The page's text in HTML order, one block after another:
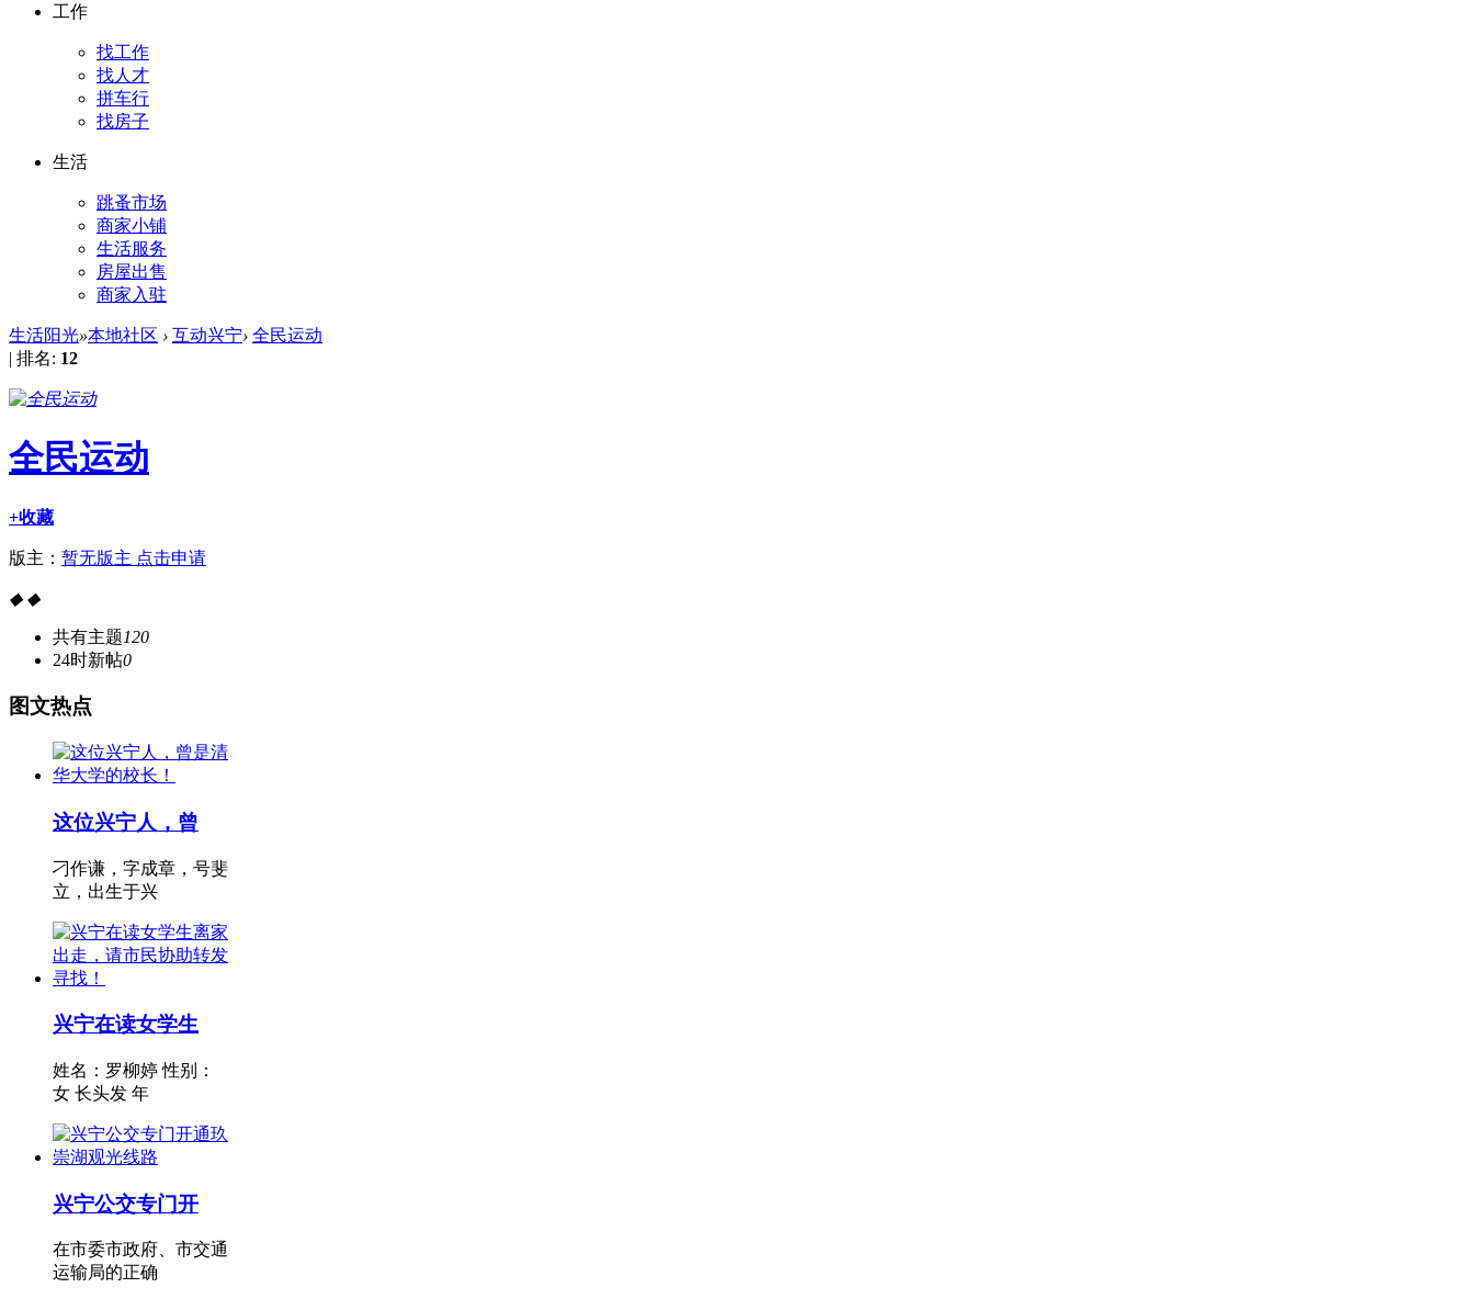
工作
找工作
找人才
拼车行
找房子
生活
跳蚤市场
商家小铺
生活服务
房屋出售
商家入驻
生活阳光»本地社区 › 互动兴宁› 全民运动
| 排名: 12
全民运动
+收藏
版主： 暂无版主 点击申请
◆ ◆
共有主题120
24时新帖0
图文热点
这位兴宁人，曾
刁作谦，字成章，号斐
立，出生于兴
兴宁在读女学生
姓名：罗柳婷 性别：
女 长头发 年
兴宁公交专门开
在市委市政府、市交通
运输局的正确